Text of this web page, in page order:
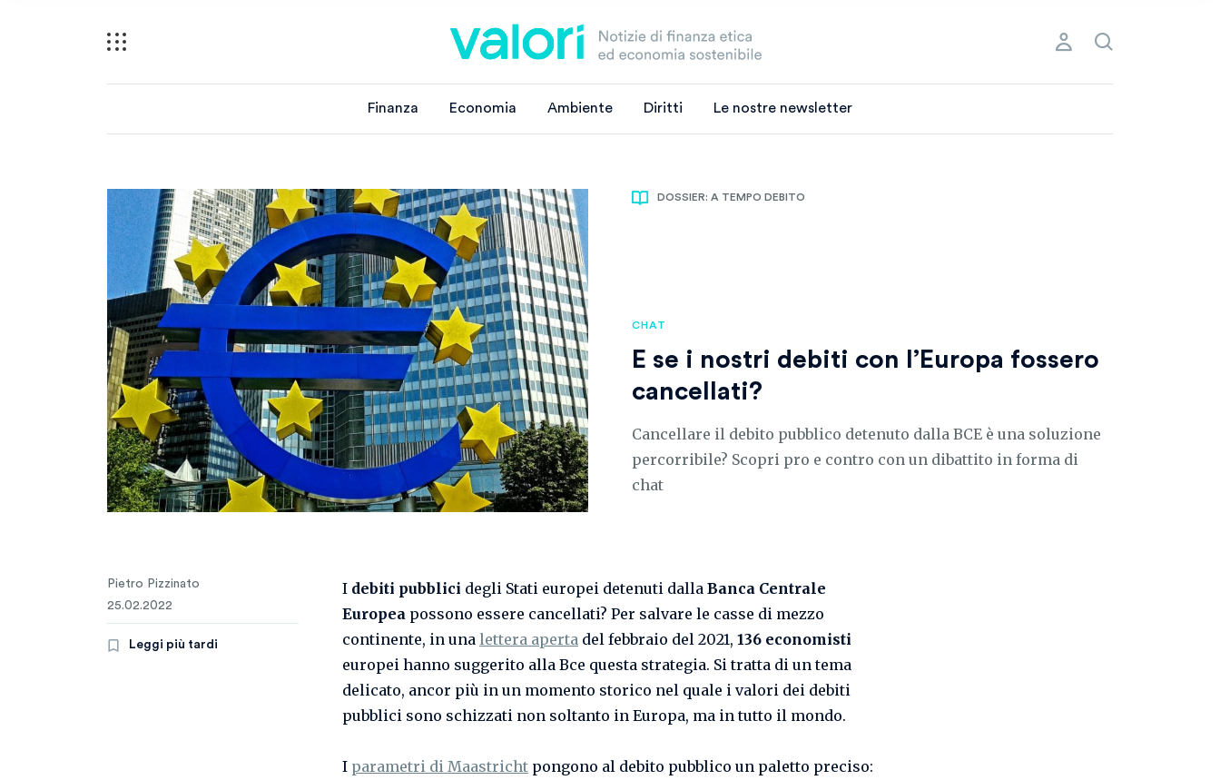
Finanza Economia Ambiente Diritti Le nostre newsletter
DOSSIER: A TEMPO DEBITO
CHAT
E se i nostri debiti con l’Europa fossero
cancellati?
Cancellare il debito pubblico detenuto dalla BCE è una soluzione
percorribile? Scopri pro e contro con un dibattito in forma di
chat
Pietro Pizzinato
25.02.2022
Leggi più tardi
I debiti pubblici degli Stati europei detenuti dalla Banca Centrale
Europea possono essere cancellati? Per salvare le casse di mezzo
continente, in una lettera aperta del febbraio del 2021, 136 economisti
europei hanno suggerito alla Bce questa strategia. Si tratta di un tema
delicato, ancor più in un momento storico nel quale i valori dei debiti
pubblici sono schizzati non soltanto in Europa, ma in tutto il mondo.
I parametri di Maastricht pongono al debito pubblico un paletto preciso: